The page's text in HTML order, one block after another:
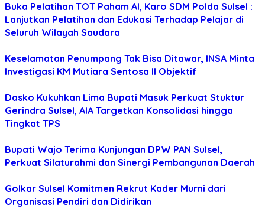
Buka Pelatihan TOT Paham AI, Karo SDM Polda Sulsel :
Lanjutkan Pelatihan dan Edukasi Terhadap Pelajar di
Seluruh Wilayah Saudara
Keselamatan Penumpang Tak Bisa Ditawar, INSA Minta
Investigasi KM Mutiara Sentosa II Objektif
Dasko Kukuhkan Lima Bupati Masuk Perkuat Stuktur
Gerindra Sulsel, AIA Targetkan Konsolidasi hingga
Tingkat TPS
Bupati Wajo Terima Kunjungan DPW PAN Sulsel,
Perkuat Silaturahmi dan Sinergi Pembangunan Daerah
Golkar Sulsel Komitmen Rekrut Kader Murni dari
Organisasi Pendiri dan Didirikan